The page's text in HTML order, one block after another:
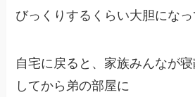
びっくりするくらい大胆になっ
自宅に戻ると、家族みんなが
してから弟の部屋に